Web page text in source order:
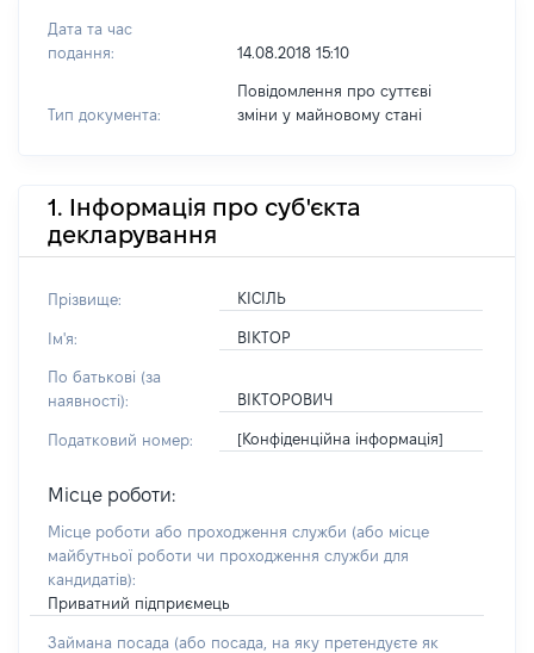
Дата та час
подання:
14.08.2018 15:10
Тип документа:
Повідомлення про суттєві
зміни y майновому стані
1. Інформація про суб'єкта
декларування
Прізвище: КІСІЛЬ
Ім'я: ВІКТОР
По батькові (за
наявності):
ВІКТОРОВИЧ
Податковий номер: [Конфіденційна інформація]
Місце роботи:
Місце роботи або проходження служби (або місце
майбутньої роботи чи проходження служби для
кандидатів):
Приватний підприємець
Займана посада (або посада, на яку претендуєте як